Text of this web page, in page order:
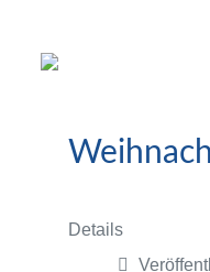
Details